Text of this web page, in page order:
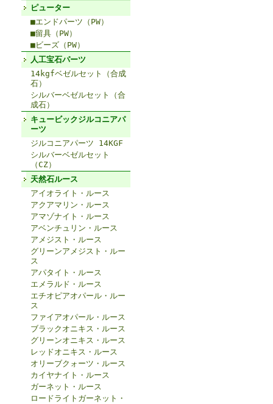
ピューター
■エンドパーツ（PW）
■留具（PW）
■ビーズ（PW）
人工宝石パーツ
14kgfベゼルセット（合成
石）
シルバーベゼルセット（合
成石）
キュービックジルコニアパ
ーツ
ジルコニアパーツ 14KGF
シルバーベゼルセット
（CZ）
天然石ルース
アイオライト・ルース
アクアマリン・ルース
アマゾナイト・ルース
アベンチュリン・ルース
アメジスト・ルース
グリーンアメジスト・ルー
ス
アパタイト・ルース
エメラルド・ルース
エチオピアオパール・ルー
ス
ファイアオパール・ルース
ブラックオニキス・ルース
グリーンオニキス・ルース
レッドオニキス・ルース
オリーブクォーツ・ルース
カイヤナイト・ルース
ガーネット・ルース
ロードライトガーネット・